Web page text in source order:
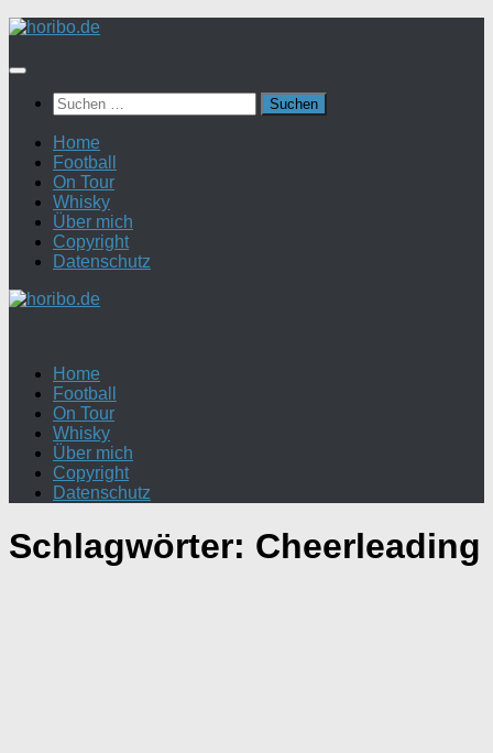
Zum
springen
Suchen
nach:
Home
Football
On Tour
Whisky
Über mich
Copyright
Datenschutz
Home
Football
On Tour
Whisky
Über mich
Copyright
Datenschutz
Schlagwörter: Cheerleading